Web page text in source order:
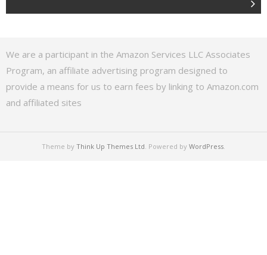
We are a participant in the Amazon Services LLC Associates
Program, an affiliate advertising program designed to
provide a means for us to earn fees by linking to Amazon.com
and affiliated sites
Theme by Think Up Themes Ltd . Powered by WordPress